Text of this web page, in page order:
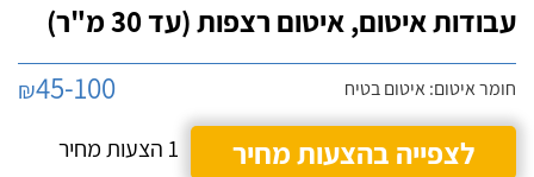
עבודות איטום, איטום רצפות (עד 30 מ"ר)
חומר איטום: איטום בטיח ₪45-100
לצפייה בהצעות מחיר
1 הצעות מחיר